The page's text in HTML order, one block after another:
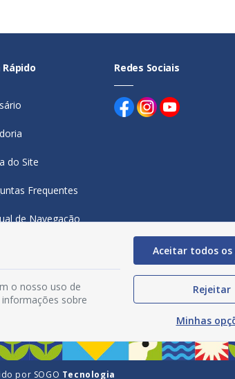
Rápido
do Site
Frequentes
de Navegação
Redes Sociais
por SOGO Tecnologia
o nosso uso de
sobre
Aceitar todos os
Rejeitar
Minhas